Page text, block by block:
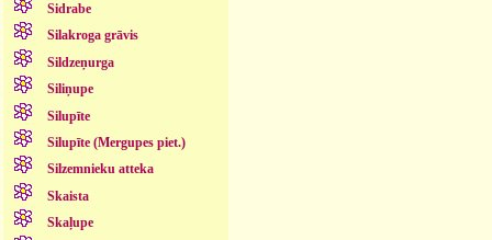
Sidrabe
Silakroga grāvis
Sildzeņurga
Siliņupe
Silupīte
Silupīte (Mergupes piet.)
Silzemnieku atteka
Skaista
Skaļupe